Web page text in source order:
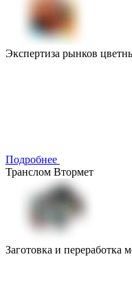
Экспертиза рынков
Подробнее
Транслом Втормет
Заготовка и переработка